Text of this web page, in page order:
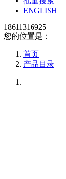
ENGLISH
18611316925
您的位置是：
首页
产品目录